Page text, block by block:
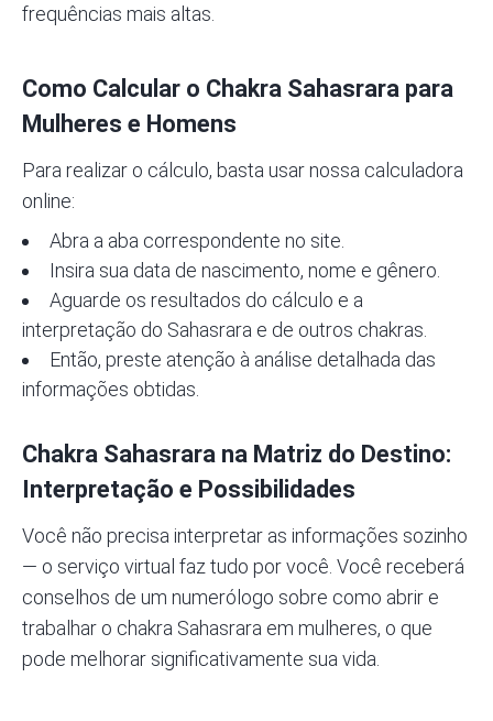
frequências mais altas.
Como Calcular o Chakra Sahasrara para
Mulheres e Homens
Para realizar o cálculo, basta usar nossa calculadora
online:
Abra a aba correspondente no site.
Insira sua data de nascimento, nome e gênero.
Aguarde os resultados do cálculo e a
interpretação do Sahasrara e de outros chakras.
Então, preste atenção à análise detalhada das
informações obtidas.
Chakra Sahasrara na Matriz do Destino:
Interpretação e Possibilidades
Você não precisa interpretar as informações sozinho
— o serviço virtual faz tudo por você. Você receberá
conselhos de um numerólogo sobre como abrir e
trabalhar o chakra Sahasrara em mulheres, o que
pode melhorar significativamente sua vida.